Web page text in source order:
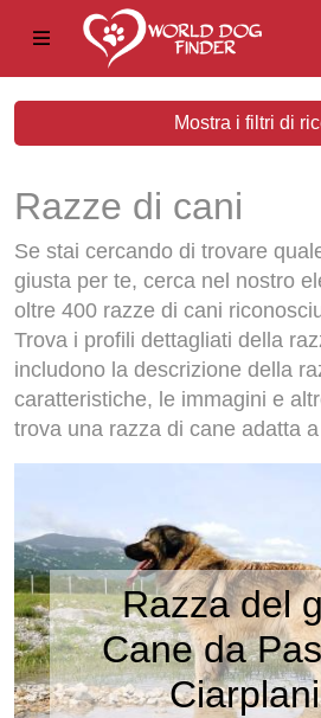
Mostra i filtri di
Razze di cani
Se stai cercando di trovare
giusta per te, cerca nel nostro
oltre 400 razze di cani
Trova i profili dettagliati della
includono la descrizione della
caratteristiche, le immagini e
trova una razza di cane adatta
Razza del
Cane da